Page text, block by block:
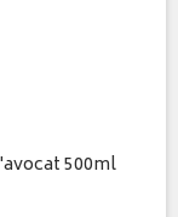
500ml